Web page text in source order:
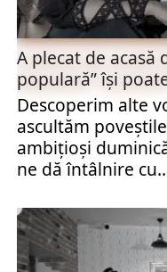
A plecat de acasă
populară” îşi
Descoperim alte
ascultăm
ambiţioși
ne dă întâlnire